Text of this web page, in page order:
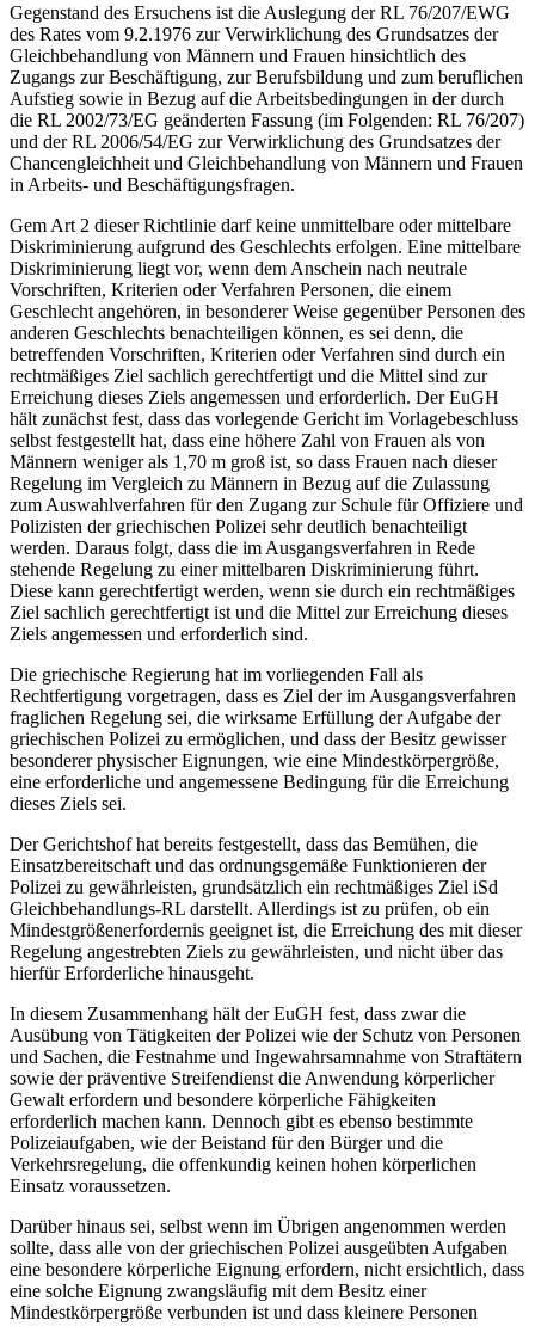
Gegenstand des Ersuchens ist die Auslegung der RL 76/207/EWG
des Rates vom 9.2.1976 zur Verwirklichung des Grundsatzes der
Gleichbehandlung von Männern und Frauen hinsichtlich des
Zugangs zur Beschäftigung, zur Berufsbildung und zum beruflichen
Aufstieg sowie in Bezug auf die Arbeitsbedingungen in der durch
die RL 2002/73/EG geänderten Fassung (im Folgenden: RL 76/207)
und der RL 2006/54/EG zur Verwirklichung des Grundsatzes der
Chancengleichheit und Gleichbehandlung von Männern und Frauen
in Arbeits- und Beschäftigungsfragen.
Gem Art 2 dieser Richtlinie darf keine unmittelbare oder mittelbare
Diskriminierung aufgrund des Geschlechts erfolgen. Eine mittelbare
Diskriminierung liegt vor, wenn dem Anschein nach neutrale
Vorschriften, Kriterien oder Verfahren Personen, die einem
Geschlecht angehören, in besonderer Weise gegenüber Personen des
anderen Geschlechts benachteiligen können, es sei denn, die
betreffenden Vorschriften, Kriterien oder Verfahren sind durch ein
rechtmäßiges Ziel sachlich gerechtfertigt und die Mittel sind zur
Erreichung dieses Ziels angemessen und erforderlich. Der EuGH
hält zunächst fest, dass das vorlegende Gericht im Vorlagebeschluss
selbst festgestellt hat, dass eine höhere Zahl von Frauen als von
Männern weniger als 1,70 m groß ist, so dass Frauen nach dieser
Regelung im Vergleich zu Männern in Bezug auf die Zulassung
zum Auswahlverfahren für den Zugang zur Schule für Offiziere und
Polizisten der griechischen Polizei sehr deutlich benachteiligt
werden. Daraus folgt, dass die im Ausgangsverfahren in Rede
stehende Regelung zu einer mittelbaren Diskriminierung führt.
Diese kann gerechtfertigt werden, wenn sie durch ein rechtmäßiges
Ziel sachlich gerechtfertigt ist und die Mittel zur Erreichung dieses
Ziels angemessen und erforderlich sind.
Die griechische Regierung hat im vorliegenden Fall als
Rechtfertigung vorgetragen, dass es Ziel der im Ausgangsverfahren
fraglichen Regelung sei, die wirksame Erfüllung der Aufgabe der
griechischen Polizei zu ermöglichen, und dass der Besitz gewisser
besonderer physischer Eignungen, wie eine Mindestkörpergröße,
eine erforderliche und angemessene Bedingung für die Erreichung
dieses Ziels sei.
Der Gerichtshof hat bereits festgestellt, dass das Bemühen, die
Einsatzbereitschaft und das ordnungsgemäße Funktionieren der
Polizei zu gewährleisten, grundsätzlich ein rechtmäßiges Ziel iSd
Gleichbehandlungs-RL darstellt. Allerdings ist zu prüfen, ob ein
Mindestgrößenerfordernis geeignet ist, die Erreichung des mit dieser
Regelung angestrebten Ziels zu gewährleisten, und nicht über das
hierfür Erforderliche hinausgeht.
In diesem Zusammenhang hält der EuGH fest, dass zwar die
Ausübung von Tätigkeiten der Polizei wie der Schutz von Personen
und Sachen, die Festnahme und Ingewahrsamnahme von Straftätern
sowie der präventive Streifendienst die Anwendung körperlicher
Gewalt erfordern und besondere körperliche Fähigkeiten
erforderlich machen kann. Dennoch gibt es ebenso bestimmte
Polizeiaufgaben, wie der Beistand für den Bürger und die
Verkehrsregelung, die offenkundig keinen hohen körperlichen
Einsatz voraussetzen.
Darüber hinaus sei, selbst wenn im Übrigen angenommen werden
sollte, dass alle von der griechischen Polizei ausgeübten Aufgaben
eine besondere körperliche Eignung erfordern, nicht ersichtlich, dass
eine solche Eignung zwangsläufig mit dem Besitz einer
Mindestkörpergröße verbunden ist und dass kleinere Personen